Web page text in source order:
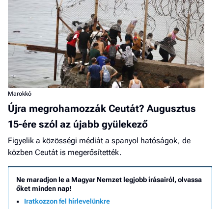
Marokkó
Újra megrohamozzák Ceutát? Augusztus
15-ére szól az újabb gyülekező
Figyelik a közösségi médiát a spanyol hatóságok, de
közben Ceutát is megerősítették.
Ne maradjon le a Magyar Nemzet legjobb írásairól, olvassa
őket minden nap!
Iratkozzon fel hírlevelünkre